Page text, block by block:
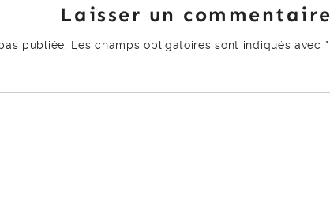
Laisser un commentaire
publiée. Les champs obligatoires sont indiqués avec *